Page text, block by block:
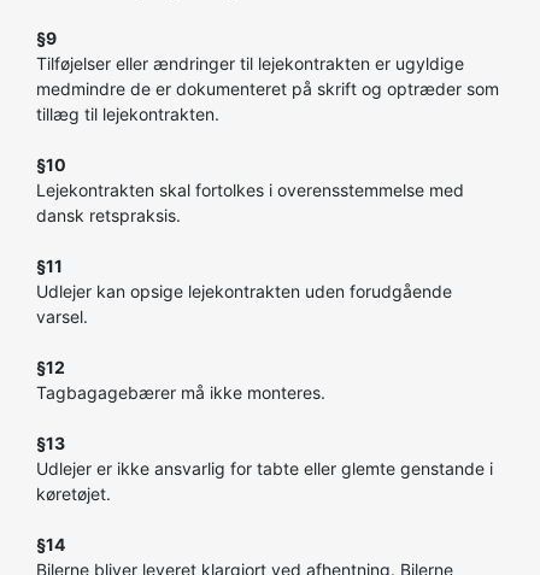
§9
Tilføjelser eller ændringer til lejekontrakten er ugyldige
medmindre de er dokumenteret på skrift og optræder som
tillæg til lejekontrakten.
§10
Lejekontrakten skal fortolkes i overensstemmelse med
dansk retspraksis.
§11
Udlejer kan opsige lejekontrakten uden forudgående
varsel.
§12
Tagbagagebærer må ikke monteres.
§13
Udlejer er ikke ansvarlig for tabte eller glemte genstande i
køretøjet.
§14
Bilerne bliver leveret klargjort ved afhentning. Bilerne